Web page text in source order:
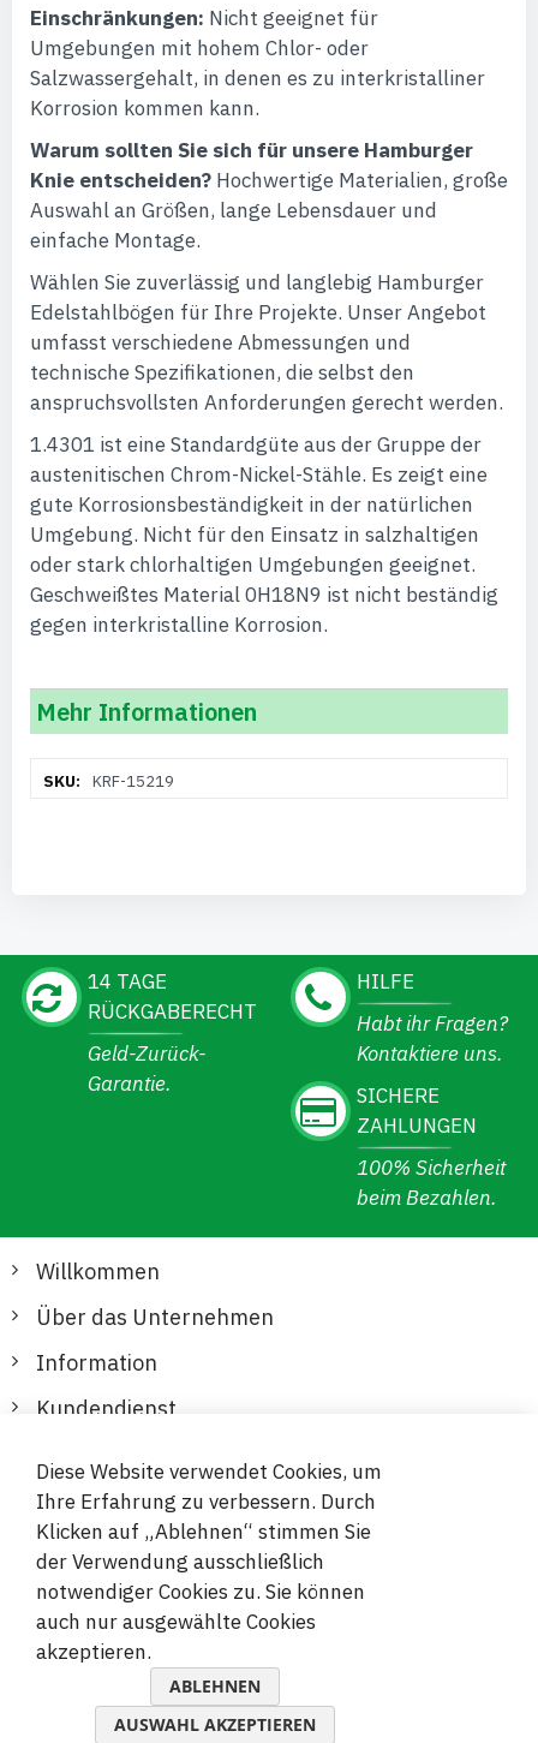
Einschränkungen: Nicht geeignet für
Umgebungen mit hohem Chlor- oder
Salzwassergehalt, in denen es zu interkristalliner
Korrosion kommen kann.
Warum sollten Sie sich für unsere Hamburger
Knie entscheiden? Hochwertige Materialien, große
Auswahl an Größen, lange Lebensdauer und
einfache Montage.
Wählen Sie zuverlässig und langlebig Hamburger
Edelstahlbögen für Ihre Projekte. Unser Angebot
umfasst verschiedene Abmessungen und
technische Spezifikationen, die selbst den
anspruchsvollsten Anforderungen gerecht werden.
1.4301 ist eine Standardgüte aus der Gruppe der
austenitischen Chrom-Nickel-Stähle. Es zeigt eine
gute Korrosionsbeständigkeit in der natürlichen
Umgebung. Nicht für den Einsatz in salzhaltigen
oder stark chlorhaltigen Umgebungen geeignet.
Geschweißtes Material 0H18N9 ist nicht beständig
gegen interkristalline Korrosion.
Mehr Informationen
InformationenKRF-15219
14 TAGE
RÜCKGABERECHT
Geld-Zurück-
Garantie.
HILFE
Habt ihr Fragen?
Kontaktiere uns.
SICHERE
ZAHLUNGEN
100% Sicherheit
beim Bezahlen.
Willkommen
Über das Unternehmen
Information
Kundendienst
Sichere und bequeme Zahlungen
© 2019-2026 Megamix s.r.o.
Diese Website verwendet Cookies, um
Ihre Erfahrung zu verbessern. Durch
Klicken auf „Ablehnen“ stimmen Sie
der Verwendung ausschließlich
notwendiger Cookies zu. Sie können
auch nur ausgewählte Cookies
akzeptieren.
ABLEHNEN
AUSWAHL AKZEPTIEREN